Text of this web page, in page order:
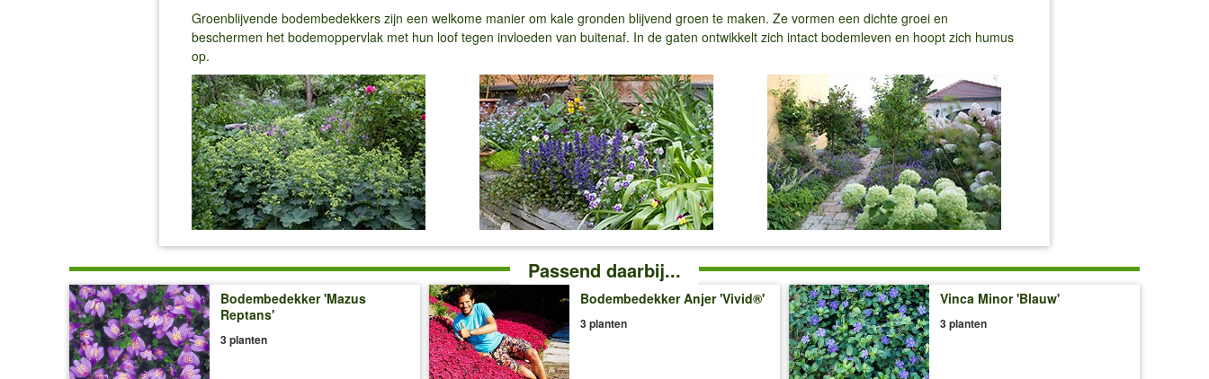
Groenblijvende bodembedekkers zijn een welkome manier om kale gronden blijvend groen te maken. Ze vormen een dichte groei en
beschermen het bodemoppervlak met hun loof tegen invloeden van buitenaf. In de gaten ontwikkelt zich intact bodemleven en hoopt zich humus
op.
Passend daarbij...
Bodembedekker 'Mazus
Reptans'
3 planten
Bodembedekker Anjer 'Vivid®'
3 planten
Vinca Minor 'Blauw'
3 planten